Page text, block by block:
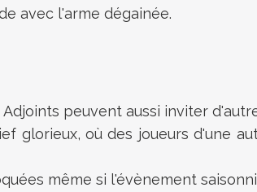
avec l'arme dégainée.
peuvent aussi inviter
glorieux, où des joueurs d'une
même si l'évènement